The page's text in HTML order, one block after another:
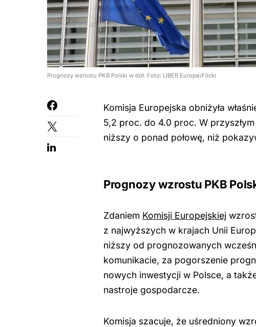
Prognozy wzrostu PKB Polski w dół. Foto: LIBER Europe/Flickr
Komisja Europejska obniżyła
5,2 proc. do 4.0 proc. W
niższy o ponad połowę, niż
Prognozy wzrostu PKB
Zdaniem Komisji Europejskiej
z najwyższych w krajach Unii
niższy od prognozowanych
komunikacie, za pogorszenie
nowych inwestycji w Polsce, a
nastroje gospodarcze.
Komisja szacuje, że uśredniony